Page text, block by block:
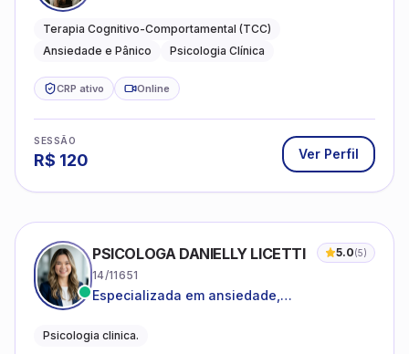
excessiva
Terapia Cognitivo-Comportamental (TCC)
Ansiedade e Pânico
Psicologia Clínica
CRP ativo Online
SESSÃO
R$ 120 Ver Perfil
PSICOLOGA DANIELLY LICETTI 5.0(5)
14/11651
Especializada em ansiedade,
Psicologia clinica.